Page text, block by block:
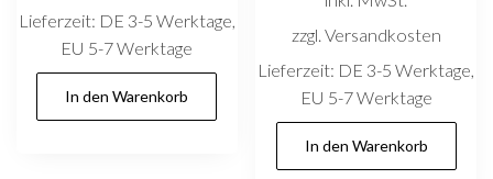
Lieferzeit: DE 3-5 Werktage,
EU 5-7 Werktage
In den Warenkorb
zzgl. Versandkosten
Lieferzeit: DE 3-5 Werktage,
EU 5-7 Werktage
In den Warenkorb